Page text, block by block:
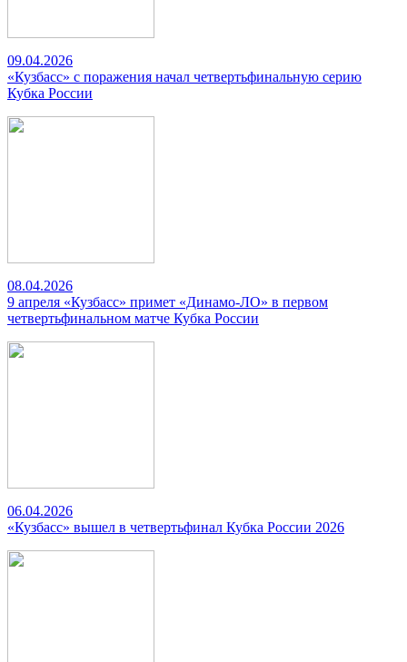
09.04.2026
«Кузбасс» с поражения начал четвертьфинальную серию
Кубка России
08.04.2026
9 апреля «Кузбасс» примет «Динамо-ЛО» в первом
четвертьфинальном матче Кубка России
06.04.2026
«Кузбасс» вышел в четвертьфинал Кубка России 2026